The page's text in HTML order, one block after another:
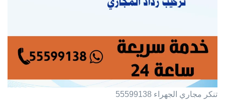
تنكر مجاري الجهراء 55599138